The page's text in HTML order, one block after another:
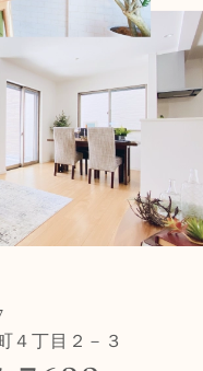
４丁目２－３